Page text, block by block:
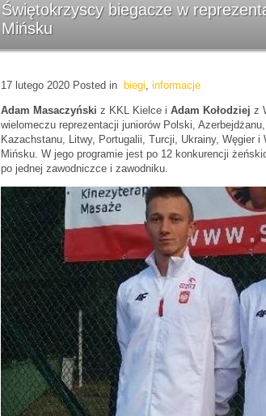
Świętokrzyscy biegacze w
Mińsku
17 lutego 2020 Posted in biegi, informacje
Adam Masaczyński z KKL Kielce i Adam Kołodziej z
wielomeczu reprezentacji juniorów Polski,
Kazachstanu, Litwy, Portugalii, Turcji, Ukrainy, Węgier
Mińsku. W jego programie jest po 12 konkurencji
po jednej zawodniczce i zawodniku.